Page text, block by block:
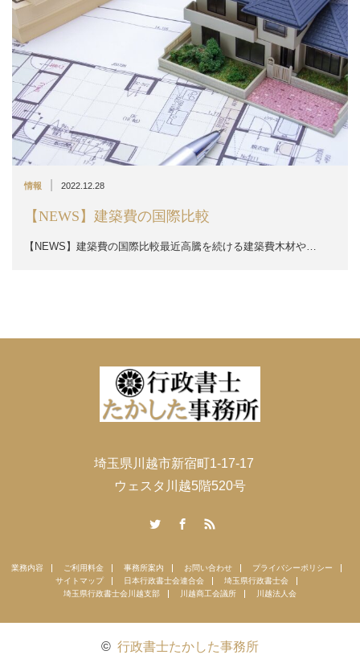
情報 2022.12.28
【NEWS】建築費の国際比較
【NEWS】建築費の国際比較最近高騰を続ける建築費木材や…
埼玉県川越市新宿町1-17-17
ウェスタ川越5階520号
業務内容 ご利用料金 事務所案内 お問い合わせ
プライバシーポリシー
サイトマップ
日本行政書士会連合会
埼玉県行政書士会
埼玉県行政書士会川越支部
川越商工会議所 川越法人会
© 行政書士たかした事務所